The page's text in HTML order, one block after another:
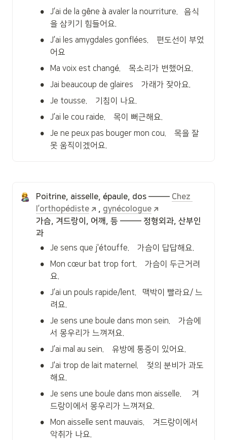
•
J’ai de la gêne à avaler la nourriture.   음식
을 삼키기 힘들어요.
•
J’ai les amygdales gonflées.    편도선이 부었
어요
• Ma voix est changé.    목소리가 변했어요.
• Jai beaucoup de glaires    가래가 잦아요.
• Je tousse.    기침이 나요.
• J’ai le cou raide.    목이 뻐근해요.
•
Je ne peux pas bouger mon cou.    목을 잘
못 움직이겠어요.
Poitrine, aisselle, épaule, dos ——— Chez
l’orthopédiste
, gynécologue
가슴, 겨드랑이, 어깨, 등 ——— 정형외과, 산부인
과
• Je sens que j'étouffe.    가슴이 답답해요.
•
Mon cœur bat trop fort.    가슴이 두근거려
요.
•
J’ai un pouls rapide/lent.   맥박이 빨라요/ 느
려요.
•
Je sens une boule dans mon sein.    가슴에
서 몽우리가 느껴져요.
• J’ai mal au sein.    유방에 통증이 있어요.
•
J'ai trop de lait maternel.    젖의 분비가 과도
해요.
•
Je sens une boule dans mon aisselle.     겨
드랑이에서 몽우리가 느껴져요.
•
Mon aisselle sent mauvais.    겨드랑이에서
악취가 나요.